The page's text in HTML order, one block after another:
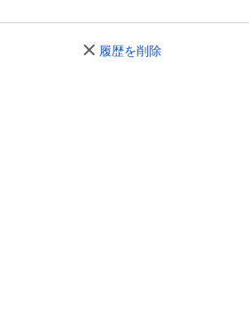
履歴を削除